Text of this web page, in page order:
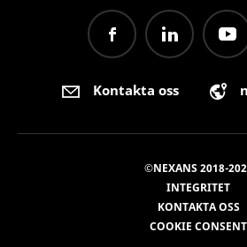
Kontakta oss
©NEXANS 2018-
INTEGRITET
KONTAKTA OSS
COOKIE CONSENT